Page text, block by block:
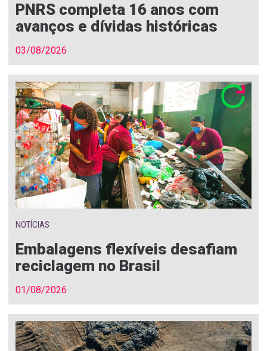
PNRS completa 16 anos com
avanços e dívidas históricas
03/08/2026
NOTÍCIAS
Embalagens flexíveis desafiam
reciclagem no Brasil
01/08/2026